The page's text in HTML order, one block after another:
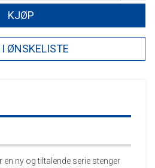
KJØP
I ØNSKELISTE
en ny og tiltalende serie stenger